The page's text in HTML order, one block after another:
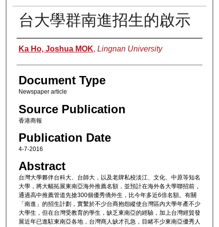
台大學群南進招生的啟示
Authors
Ka Ho, Joshua MOK, Lingnan University
Document Type
Newspaper article
Source Publication
香港商報
Publication Date
4-7-2016
Abstract
台灣大學夥伴台科大、台師大，以及老牌私校淡江、文化、中原等知名
大學，將大幅拓展東南亞海外推薦名額，並預計在海外各大學聯招前，
通過高中推薦管道先搶300個優秀僑外生，比今年多近6倍名額。有關
「南進」的招生計劃，實繫於不少台商抱怨縱使台灣區內大學年產不少
大學生，但在台灣受教育的學生，缺乏東南亞的經驗，加上台灣經貿發
展近年已進駐東南亞各地，台灣商人缺才孔急，目睹不少東南亞優秀人